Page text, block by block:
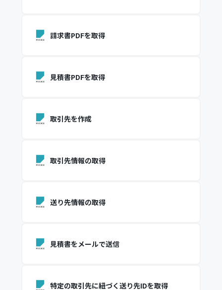
請求書PDFを取得
見積書PDFを取得
取引先を作成
取引先情報の取得
送り先情報の取得
見積書をメールで送信
特定の取引先に紐づく送り先IDを取得